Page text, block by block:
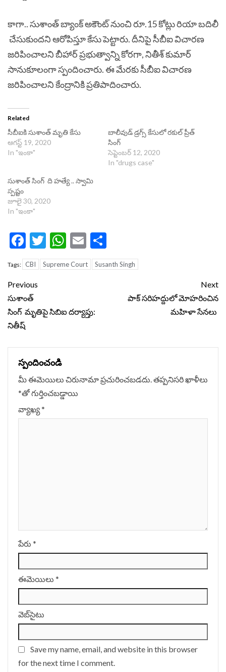
కాగా.. సుశాంత్‌ బ్యాంక్‌ అకౌంట్‌ నుంచి రూ.15 కోట్లు రియా బదిలీ
‌‌ చేసుకుందని ఆరోపిస్తూ కేసు పెట్టారు. దీనిపై సీబీఐ విచారణ
జరిపించాలని బీహార్‌‌ ప్రభుత్వాన్ని కోరగా, నితీశ్‌ కుమార్‌‌
సానుకూలంగా స్పందించారు. ఈ మేరకు సీబీఐ విచారణ
జరిపించాలని కేంద్రానికి ప్రతిపాదించారు.
Related
సీబీఐకి సుశాంత్ మృతి కేసు
ఆగస్ట్ 19, 2020
In "ఇంకా"
బాలీవుడ్ డ్రగ్స్ కేసులో రకుల్ ప్రీత్
సింగ్
సెప్టెంబర్ 12, 2020
In "drugs case"
సుశాంత్ సింగ్ ది హత్యే .. స్వామి
స్పష్టం
జూలై 30, 2020
In "ఇంకా"
Facebook
Twitter
WhatsApp
Email
Tags: CBI Supreme Court Susanth Singh
Continue
Reading
Previous
సుశాంత్‌
సింగ్ మృతిపై సిబిఐ దర్యాప్తు:
నితీష్
Next
పాక్ సరిహద్దులో మోహరించిన
మహిళా సేనలు
స్పందించండి
మీ ఈమెయిలు చిరునామా ప్రచురించబడదు.తప్పనిసరి ఖాళీలు
*‌తో గుర్తించబడ్డాయి
వ్యాఖ్య*
పేరు *
ఈమెయిలు *
వెబ్‌సైటు
Save my name, email, and website in this browser
for the next time I comment.